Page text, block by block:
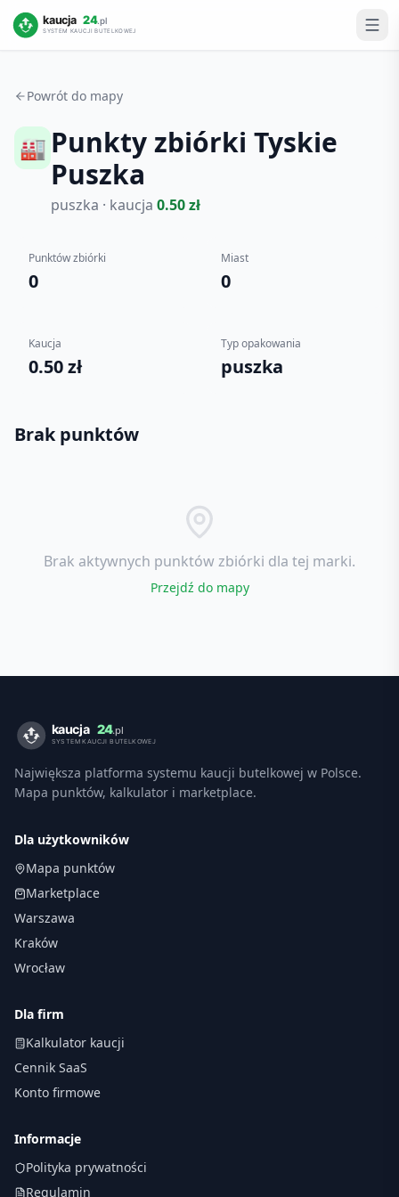
Powrót do mapy
🏭 Punkty zbiórkiTyskie
Puszka
puszka · kaucja 0.50zł
Punktów zbiórki
0
Miast
0
Kaucja
0.50 zł
Typ opakowania
puszka
Brak punktów
Brak aktywnych punktów zbiórki dla tej marki.
Przejdź do mapy
Największa platforma systemu kaucji butelkowej w Polsce.
Mapa punktów, kalkulator i marketplace.
Dla użytkowników
Mapa punktów
Marketplace
Warszawa
Kraków
Wrocław
Dla firm
Kalkulator kaucji
Cennik SaaS
Konto firmowe
Informacje
Polityka prywatności
Regulamin